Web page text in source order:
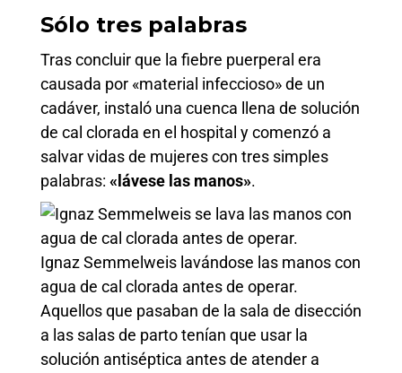
Sólo tres palabras
Tras concluir que la fiebre puerperal era
causada por «material infeccioso» de un
cadáver, instaló una cuenca llena de solución
de cal clorada en el hospital y comenzó a
salvar vidas de mujeres con tres simples
palabras: «lávese las manos».
Ignaz Semmelweis lavándose las manos con
agua de cal clorada antes de operar.
Aquellos que pasaban de la sala de disección
a las salas de parto tenían que usar la
solución antiséptica antes de atender a